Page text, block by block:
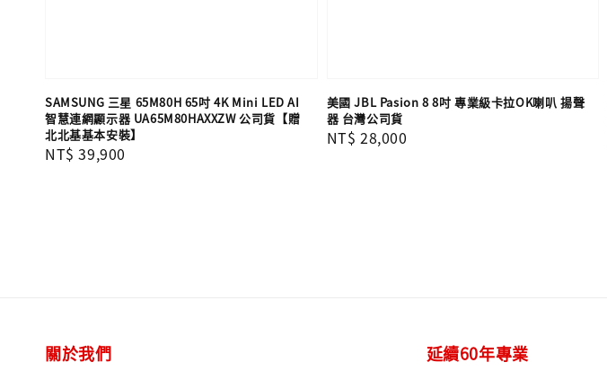
SAMSUNG 三星 65M80H 65吋 4K Mini LED AI
智慧連網顯示器 UA65M80HAXXZW 公司貨【贈
北北基基本安裝】
Regular
NT$ 39,900
美國 JBL Pasion 8 8吋 專業級卡拉OK喇叭 揚聲
器 台灣公司貨
Regular
NT$ 28,000
關於我們 延續60年專業